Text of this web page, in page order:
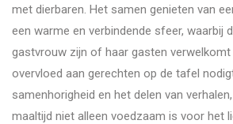
met dierbaren. Het samen genieten van
een warme en verbindende sfeer, waarbij
gastvrouw zijn of haar gasten verwelkomt
overvloed aan gerechten op de tafel
samenhorigheid en het delen van
maaltijd niet alleen voedzaam is voor het